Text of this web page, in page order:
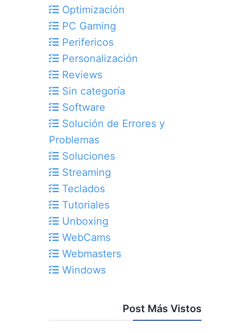
Optimización
PC Gaming
Perifericos
Personalización
Reviews
Sin categoría
Software
Solución de Errores y
Problemas
Soluciones
Streaming
Teclados
Tutoriales
Unboxing
WebCams
Webmasters
Windows
Post Más Vistos